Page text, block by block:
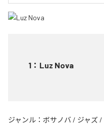
1 ： Luz Nova
ジャンル： ボサノバ / ジャズ /